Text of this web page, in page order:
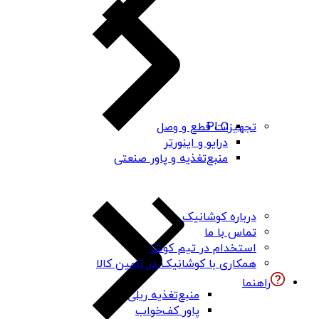
PLC
درایو و اینورتر
منبع‌تغذیه و پاور صنعتی
منبع‌تغذیه ریلی
پاور کف‌خواب
تجهیزات قطع و وصل
درباره کوشانیک
تماس با ما
استخدام در تیم کوشا
همکاری با کوشانیک در تامین کالا
راهنما